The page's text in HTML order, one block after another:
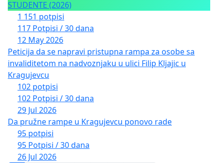
STUDENTE (2026)
1 151 potpisi
117 Potpisi / 30 dana
12 May 2026
Peticija da se napravi pristupna rampa za osobe sa
invaliditetom na nadvoznjaku u ulici Filip Kljajic u
Kragujevcu
102 potpisi
102 Potpisi / 30 dana
29 Jul 2026
Da pružne rampe u Kragujevcu ponovo rade
95 potpisi
95 Potpisi / 30 dana
26 Jul 2026